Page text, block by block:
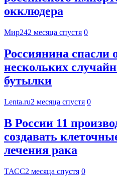
окклюдера
Мир242 месяца спустя 0
Россиянина спасли
нескольких
бутылки
Lenta.ru2 месяца спустя 0
В России 11
создавать
лечения рака
ТАСС2 месяца спустя 0